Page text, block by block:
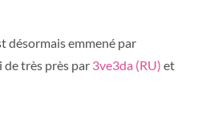
désormais emmené par
de très près par 3ve3da (RU) et